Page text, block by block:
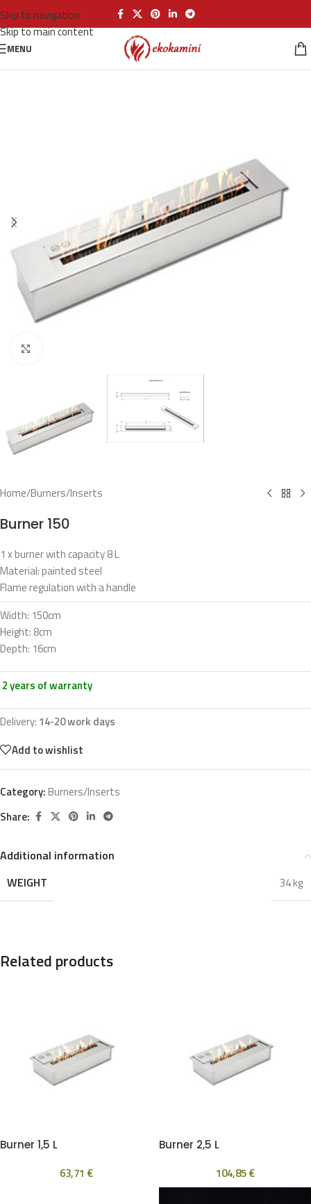
Skip to navigation
Skip to main content
MENU
Home/Burners/Inserts
Burner 150
1 x burner with capacity 8 L
Material: painted steel
Flame regulation with a handle
Width: 150cm
Height: 8cm
Depth: 16cm
2 years of warranty
Delivery: 14-20 work days
Add to wishlist
Category:Burners/Inserts
Share:
Additional information
WEIGHT
34 kg
Related products
Burner 1,5 L
63,71 €
Burner 2,5 L
104,85€